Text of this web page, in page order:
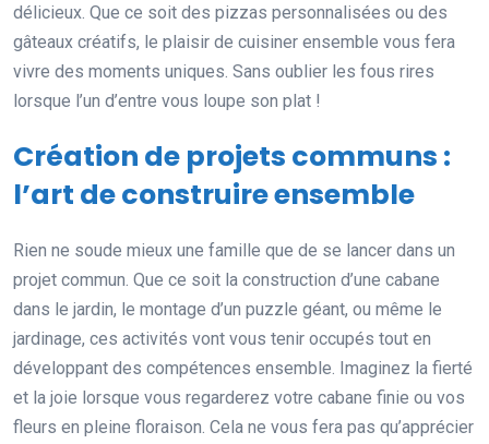
délicieux. Que ce soit des pizzas personnalisées ou des
gâteaux créatifs, le plaisir de cuisiner ensemble vous fera
vivre des moments uniques. Sans oublier les fous rires
lorsque l’un d’entre vous loupe son plat !
Création de projets communs :
l’art de construire ensemble
Rien ne soude mieux une famille que de se lancer dans un
projet commun. Que ce soit la construction d’une cabane
dans le jardin, le montage d’un puzzle géant, ou même le
jardinage, ces activités vont vous tenir occupés tout en
développant des compétences ensemble. Imaginez la fierté
et la joie lorsque vous regarderez votre cabane finie ou vos
fleurs en pleine floraison. Cela ne vous fera pas qu’apprécier